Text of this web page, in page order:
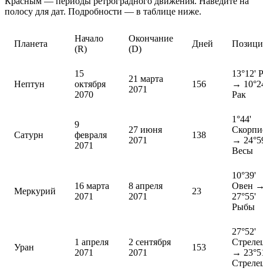
полосу для дат. Подробности — в таблице ниже.
Планета
Начало
(R)
Окончание
(D)
Дней
Нептун
15
октября
2070
21 марта
2071
156
13°12'
→
Рак
Сатурн
9
февраля
2071
27 июня
2071
138
1°44'
→
Весы
Меркурий
16 марта
2071
8 апреля
2071
23
10°39'
Овен
27°55'
Рыбы
Уран
1 апреля
2071
2 сентября
2071
153
27°52'
→